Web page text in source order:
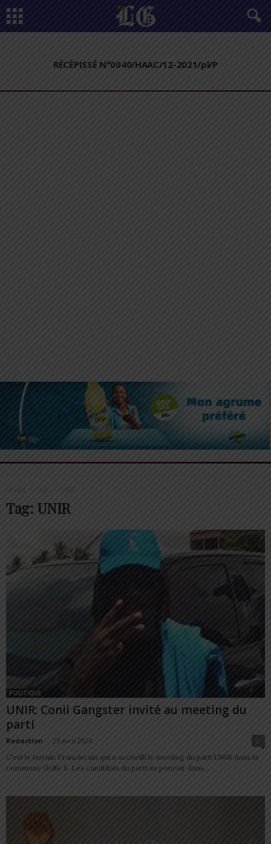
RÉCÉPISSÉ N°0040/HAAC/12-2021/pl/P
Tags
Tag: UNIR
POLITIQUE
UNIR: Conii Gangster invité au meeting du
parti
Redaction - 25 avril 2024
0
C'est le terrain Franciscain qui a accueilli le meeting du parti UNIR dans la
commune Golfe 5. Les candidats du parti au pouvoir dans...